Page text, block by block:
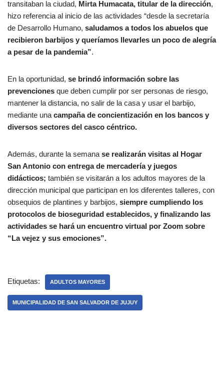
transitaban la ciudad, Mirta Humacata, titular de la dirección,
hizo referencia al inicio de las actividades “desde la secretaría
de Desarrollo Humano, saludamos a todos los abuelos que
recibieron barbijos y queríamos llevarles un poco de alegría
a pesar de la pandemia”.
En la oportunidad, se brindó información sobre las
prevenciones que deben cumplir por ser personas de riesgo,
mantener la distancia, no salir de la casa y usar el barbijo,
mediante una campaña de concientización en los bancos y
diversos sectores del casco céntrico.
Además, durante la semana se realizarán visitas al Hogar
San Antonio con entrega de mercadería y juegos
didácticos; también se visitarán a los adultos mayores de la
dirección municipal que participan en los diferentes talleres, con
obsequios de plantines y barbijos, siempre cumpliendo los
protocolos de bioseguridad establecidos, y finalizando las
actividades se hará un encuentro virtual por Zoom sobre
“La vejez y sus emociones”.
Etiquetas: ADULTOS MAYORES
MUNICIPALIDAD DE SAN SALVADOR DE JUJUY